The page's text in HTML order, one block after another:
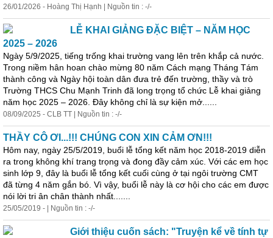
26/01/2026 - Hoàng Thị Hạnh | Nguồn tin : -/-
LỄ KHAI GIẢNG ĐẶC BIỆT – NĂM HỌC
2025 – 2026
Ngày 5/9/2025, tiếng trống khai trường vang lên trên khắp cả nước.
Trong niềm hân hoan chào mừng 80 năm Cách mạng Tháng Tám
thành công và Ngày hội toàn dân đưa trẻ đến trường, thầy và trò
Trường THCS Chu Mạnh Trinh đã long trọng tổ chức Lễ khai giảng
năm học 2025 – 2026. Đây không chỉ là sự kiện mở......
08/09/2025 - CLB TT | Nguồn tin : -/-
THẦY CÔ ƠI...!!! CHÚNG CON XIN CẢM ƠN!!!
Hôm nay, ngày 25/5/2019, buổi lễ tổng kết năm học 2018-2019 diễn
ra trong không khí trang trọng và đong đầy cảm xúc. Với các em học
sinh lớp 9, đây là buổi lễ tổng kết cuối cùng ở tại ngôi trường CMT
đã từng 4 năm gắn bó. Vì vậy, buổi lễ này là cơ hội cho các em được
nói lời tri ân chân thành nhất.......
25/05/2019 - | Nguồn tin : -/-
Giới thiệu cuốn sách: "Truyện kể về tính tự